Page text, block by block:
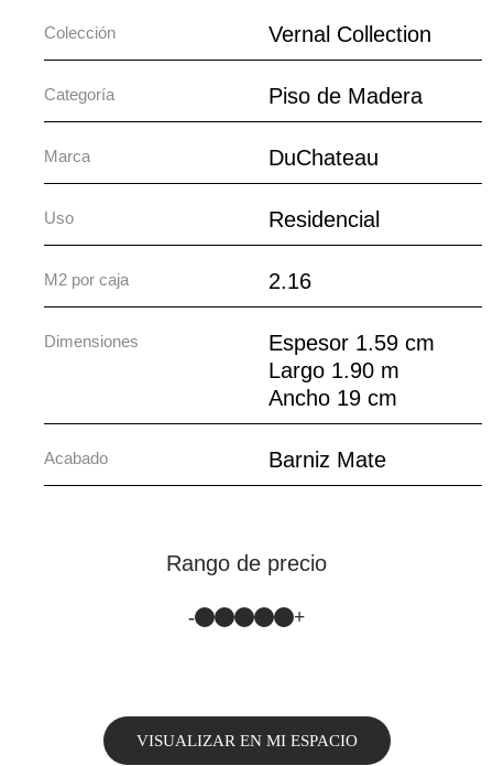
Colección Vernal Collection
Categoría Piso de Madera
Marca DuChateau
Uso Residencial
M2 por caja 2.16
Dimensiones
Espesor 1.59 cm
Largo 1.90 m
Ancho 19 cm
Acabado Barniz Mate
Rango de precio
- +
VISUALIZAR EN MI ESPACIO